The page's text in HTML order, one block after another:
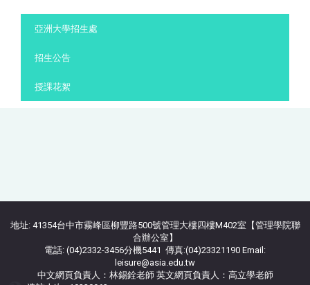
亞洲大學招生處
招生公告
授課花絮
地址: 41354台中市霧峰區柳豐路500號管理大樓四樓M402室【管理學院聯
合辦公室】
電話: (04)2332-3456分機5441 傳真:(04)23321190 Email:
leisure@asia.edu.tw
中文網頁負責人：林錫銓老師 英文網頁負責人：高立學老師